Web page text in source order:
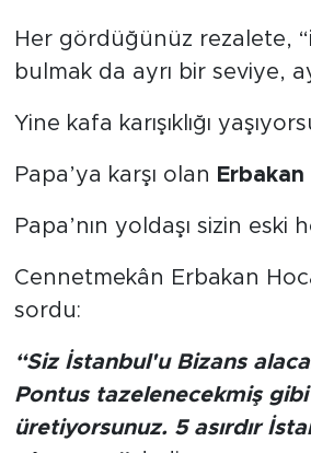
Her gördüğünüz rezalete,
bulmak da ayrı bir seviye,
Yine kafa karışıklığı
Papa’ya karşı olan Erbakan
Papa’nın yoldaşı sizin eski
Cennetmekân Erbakan
sordu:
“Siz İstanbul'u Bizans
Pontus tazelenecekmiş
üretiyorsunuz. 5 asırdır